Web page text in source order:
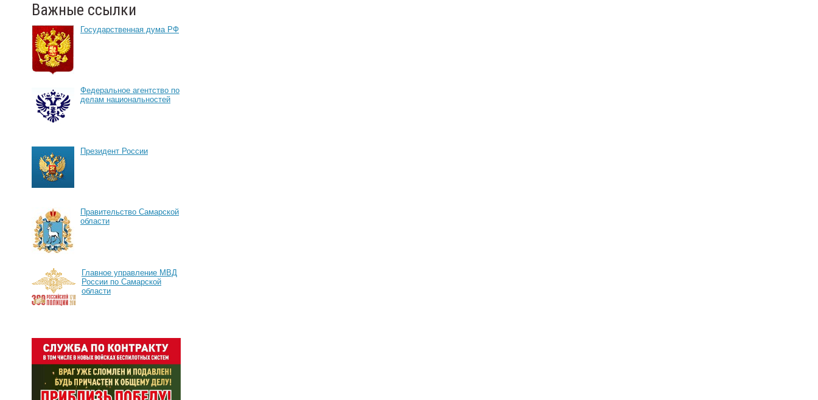
Важные ссылки
Государственная дума РФ
Федеральное агентство по
делам национальностей
Президент России
Правительство Самарской
области
Главное управление МВД
России по Самарской
области